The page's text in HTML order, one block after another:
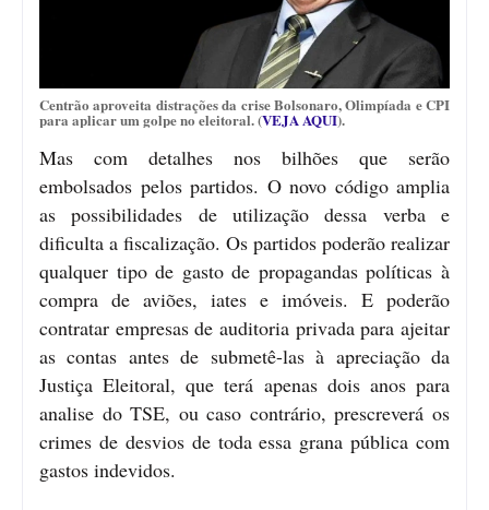
Centrão aproveita distrações da crise Bolsonaro, Olimpíada e CPI
para aplicar um golpe no eleitoral. (VEJA AQUI).
Mas com detalhes nos bilhões que serão
embolsados pelos partidos. O novo código amplia
as possibilidades de utilização dessa verba e
dificulta a fiscalização. Os partidos poderão realizar
qualquer tipo de gasto de propagandas políticas à
compra de aviões, iates e imóveis. E poderão
contratar empresas de auditoria privada para ajeitar
as contas antes de submetê-las à apreciação da
Justiça Eleitoral, que terá apenas dois anos para
analise do TSE, ou caso contrário, prescreverá os
crimes de desvios de toda essa grana pública com
gastos indevidos.